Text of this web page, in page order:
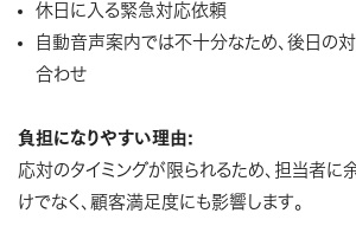
休日に入る緊急対応依頼
自動音声案内では不十分なため、後日の
合わせ
負担になりやすい理由:
応対のタイミングが限られるため、担当者に
けでなく、顧客満足度にも影響します。